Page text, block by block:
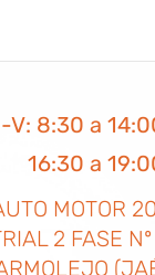
V: 8:30 a
16:30 a
MOTOR
2 FASE